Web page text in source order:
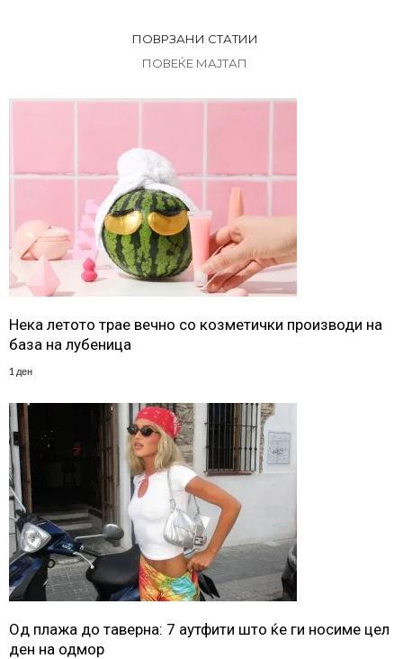
ПОВРЗАНИ СТАТИИ
ПОВЕЌЕ МАЈТАП
Нека летото трае вечно со козметички производи на
база на лубеница
1 ден
Од плажа до таверна: 7 аутфити што ќе ги носиме цел
ден на одмор